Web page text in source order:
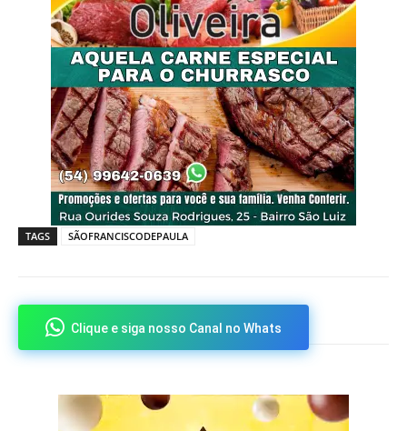
TAGS SÃOFRANCISCODEPAULA
Clique e siga nosso Canal no Whats